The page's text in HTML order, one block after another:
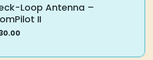
Loop Antenna –
II